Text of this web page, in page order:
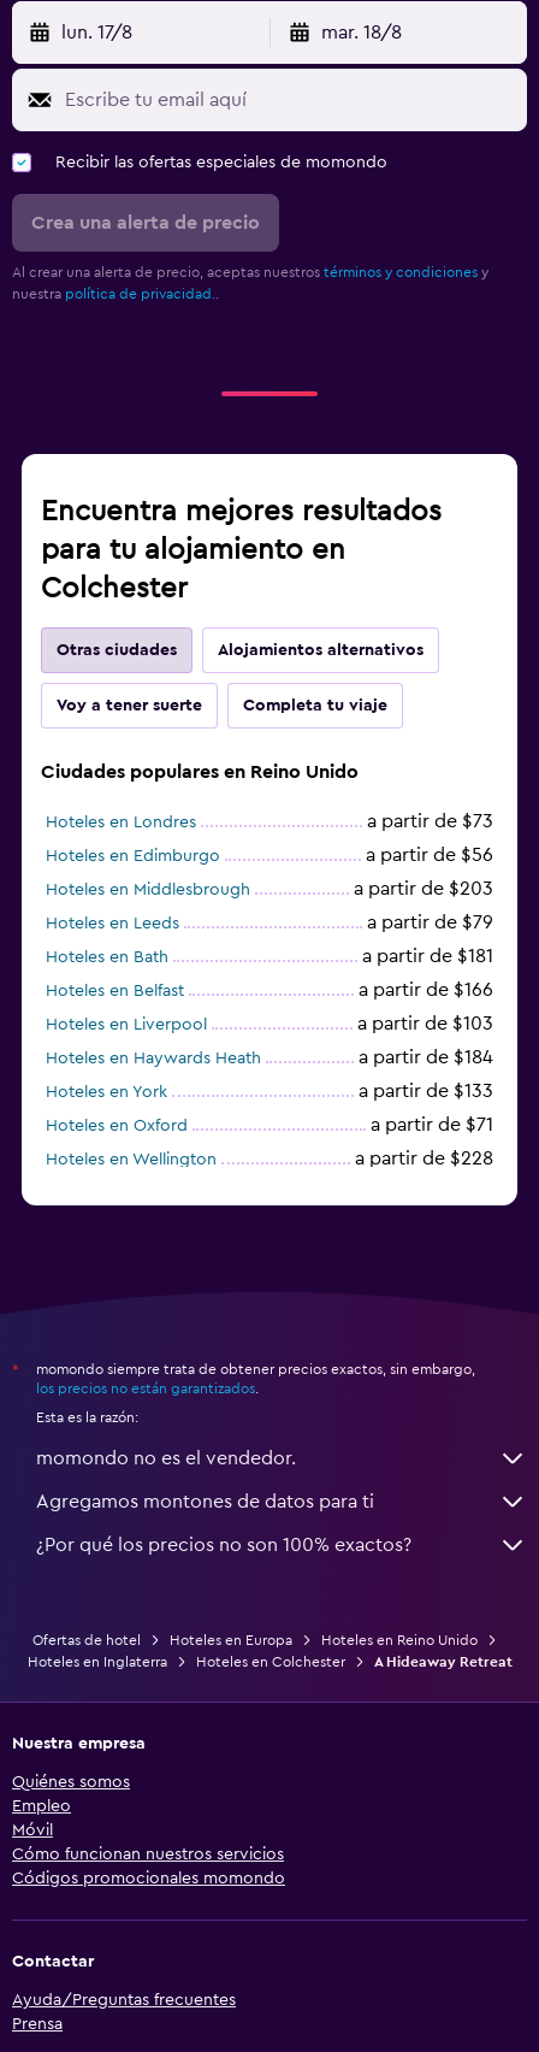
lun. 17/8 mar. 18/8
Recibir las ofertas especiales de momondo
Crea una alerta de precio
Al crear una alerta de precio, aceptas nuestros términos y condiciones y
nuestra política de privacidad.
Encuentra mejores resultados
para tu alojamiento en
Colchester
Otras ciudades Alojamientos alternativos
Voy a tener suerte Completa tu viaje
Ciudades populares en Reino Unido
Hoteles en Londres a partir de $73
Hoteles en Edimburgo a partir de $56
Hoteles en Middlesbrough a partir de $203
Hoteles en Leeds a partir de $79
Hoteles en Bath a partir de $181
Hoteles en Belfast a partir de $166
Hoteles en Liverpool a partir de $103
Hoteles en Haywards Heath a partir de $184
Hoteles en York a partir de $133
Hoteles en Oxford a partir de $71
Hoteles en Wellington a partir de $228
*
momondo siempre trata de obtener precios exactos, sin embargo,
los precios no están garantizados
Esta es la razón:
momondo no es el vendedor.
Agregamos montones de datos para ti
¿Por qué los precios no son 100% exactos?
Ofertas de hotel Hoteles en Europa
Hoteles en Reino Unido
Hoteles en Inglaterra
Hoteles en Colchester A Hideaway Retreat
Nuestra empresa
Quiénes somos
Empleo
Móvil
Cómo funcionan nuestros servicios
Códigos promocionales momondo
Contactar
Ayuda/Preguntas frecuentes
Prensa